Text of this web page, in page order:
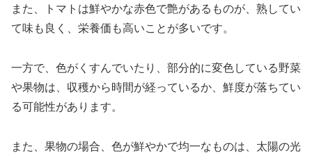
また、トマトは鮮やかな赤色で艶があるものが、熟してい
て味も良く、栄養価も高いことが多いです。
一方で、色がくすんでいたり、部分的に変色している野菜
や果物は、収穫から時間が経っているか、鮮度が落ちてい
る可能性があります。
また、果物の場合、色が鮮やかで均一なものは、太陽の光